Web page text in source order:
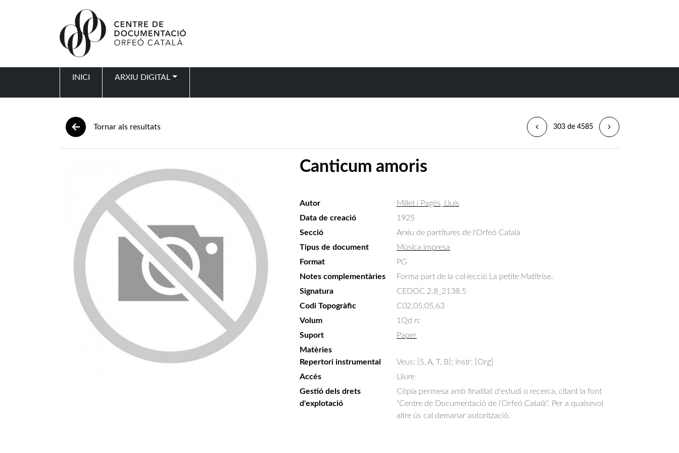
INICI ARXIU DIGITAL
Tornar als resultats 303 de 4585
Canticum amoris
Autor
Millet i Pagès, Lluís
Data de creació
1925
Secció
Arxiu de partitures de l'Orfeó Català
Tipus de document
Música impresa
Format
PG
Notes complementàries
Forma part de la col·lecció La petite Matîtrise.
Signatura
CEDOC 2.8_2138.5
Codi Topogràfic
C02.05.05.63
Volum
1Qd rc
Suport
Paper
Matèries
Repertori instrumental
Veus: [S, A, T, B]; Instr: [Org]
Accés
Lliure
Gestió dels drets
d'explotació
Còpia permesa amb finalitat d'estudi o recerca, citant la font
"Centre de Documentació de l’Orfeó Català". Per a qualsevol
altre ús cal demanar autorització.